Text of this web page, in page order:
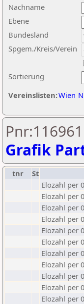
Nachname
Ebene
Sortierung
Bundesland
Spgem./Kreis/Verein
Vereinslisten:Wien
Grafik
tnr St
Elozahl per
Elozahl per
Elozahl per
Elozahl per
Elozahl per
Elozahl per
Elozahl per
Elozahl per
Elozahl per
Elozahl per
Elozahl per